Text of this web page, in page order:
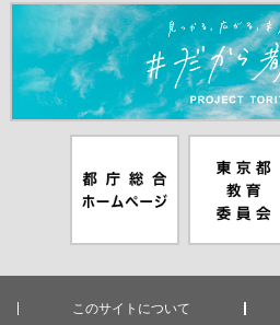
＃だから都立高（別ウインドウが
ムページ（別
ウインドウが
員会（別ウ
ンドウが開
このサイトについて